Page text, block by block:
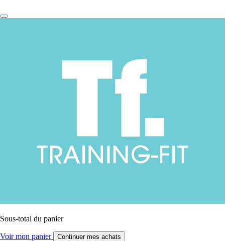
Sous-total du panier
Voir mon panier Continuer mes achats